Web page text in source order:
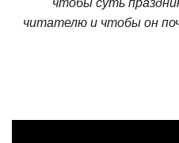
читателю и чтобы он